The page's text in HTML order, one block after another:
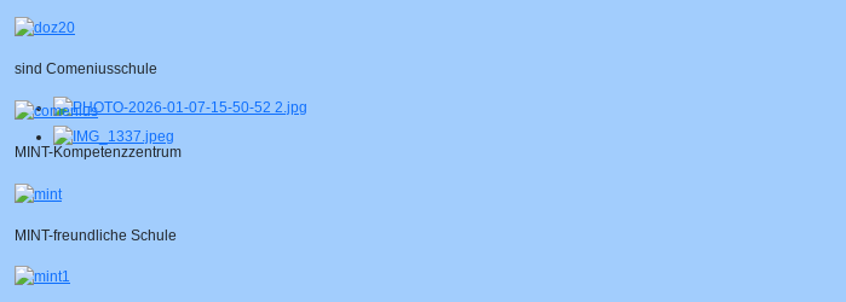
sind Comeniusschule
MINT-Kompetenzzentrum
MINT-freundliche Schule